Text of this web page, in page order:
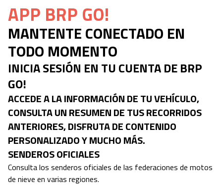
APP BRP GO!
MANTENTE CONECTADO EN
TODO MOMENTO
INICIA SESIÓN EN TU CUENTA DE BRP
GO!
ACCEDE A LA INFORMACIÓN DE TU VEHÍCULO,
CONSULTA UN RESUMEN DE TUS RECORRIDOS
ANTERIORES, DISFRUTA DE CONTENIDO
PERSONALIZADO Y MUCHO MÁS.
SENDEROS OFICIALES
Consulta los senderos oficiales de las federaciones de motos
de nieve en varias regiones.